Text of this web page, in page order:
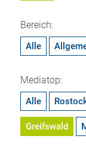
Bereich:
Alle
Mediatop:
Alle
Greifswald